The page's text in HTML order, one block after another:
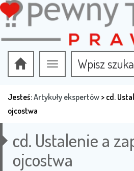
Przełącz
nawigację
Jesteś:Artykuły ekspertów > cd.
ojcostwa
cd. Ustalenie a
ojcostwa